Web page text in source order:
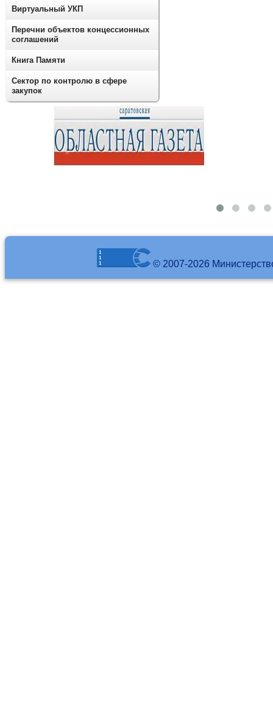
Виртуальный УКП
Перечни объектов концессионных
соглашений
Книга Памяти
Сектор по контролю в сфере
закупок
© 2007-2026